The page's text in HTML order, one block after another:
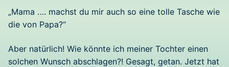
„Mama …. machst du mir auch so eine tolle Tasche wie
die von Papa?“
Aber natürlich! Wie könnte ich meiner Tochter einen
solchen Wunsch abschlagen?! Gesagt, getan. Jetzt hat